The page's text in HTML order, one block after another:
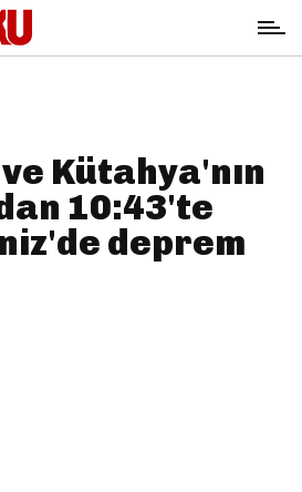
Kütahya'nın
10:43'te
deprem